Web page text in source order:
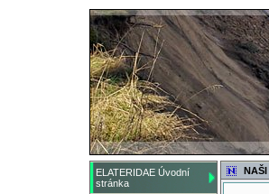
ELATERIDAE Úvodní
stránka